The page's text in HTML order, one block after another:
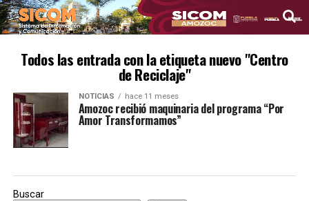
Todos las entrada con la etiqueta nuevo "Centro
de Reciclaje"
NOTICIAS hace 11 meses
Amozoc recibió maquinaria del programa “Por
Amor Transformamos”
Buscar